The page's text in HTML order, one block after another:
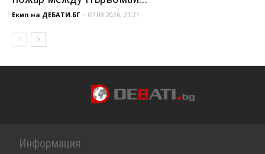
Екип на ДЕБАТИ.БГ - 07.08.2026, 21:21
Информация